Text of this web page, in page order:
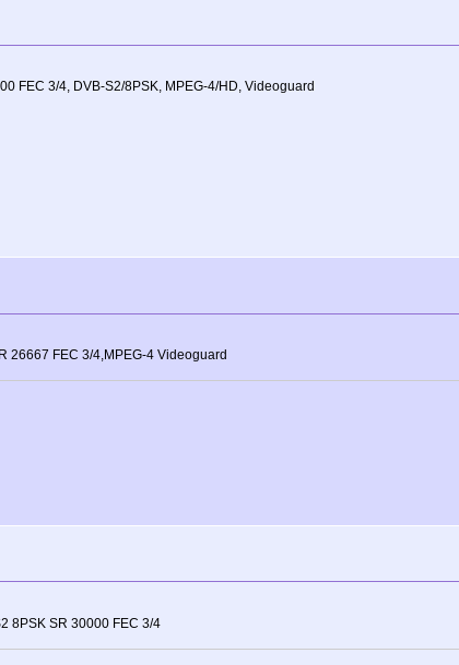
FEC 3/4, DVB-S2/8PSK, MPEG-4/HD, Videoguard
26667 FEC 3/4,MPEG-4 Videoguard
8PSK SR 30000 FEC 3/4